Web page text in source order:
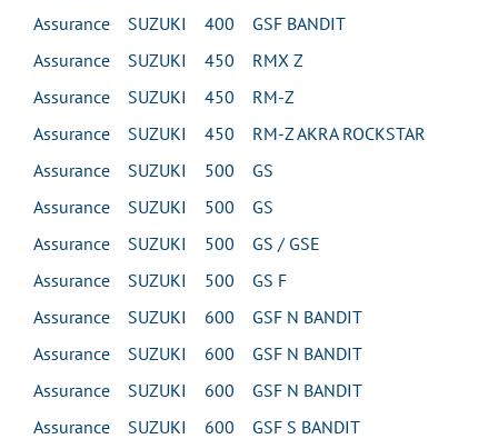
Assurance SUZUKI 400 GSF BANDIT
Assurance SUZUKI 450 RMX Z
Assurance SUZUKI 450 RM-Z
Assurance SUZUKI 450 RM-Z AKRA ROCKSTAR
Assurance SUZUKI 500 GS
Assurance SUZUKI 500 GS
Assurance SUZUKI 500 GS / GSE
Assurance SUZUKI 500 GS F
Assurance SUZUKI 600 GSF N BANDIT
Assurance SUZUKI 600 GSF N BANDIT
Assurance SUZUKI 600 GSF N BANDIT
Assurance SUZUKI 600 GSF S BANDIT